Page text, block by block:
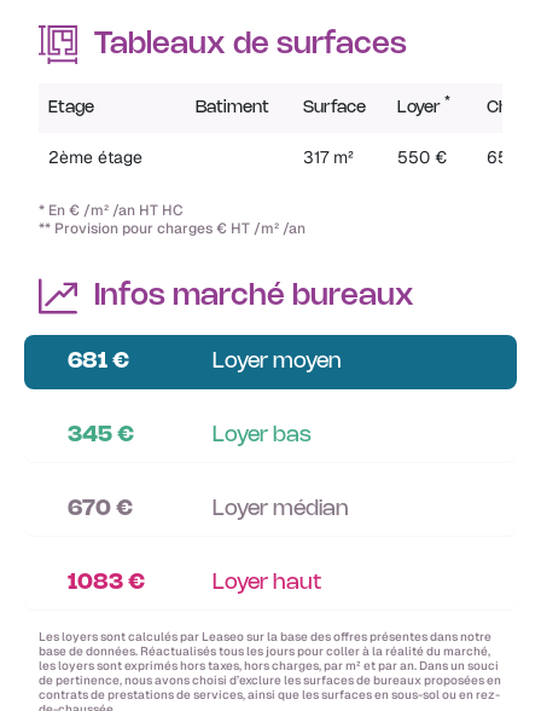
Tableaux de surfaces
Etage Batiment Surface Loyer *
2ème étage 317 m² 550 € 65 €
* En € /m² /an HT HC
** Provision pour charges € HT /m² /an
Infos marché bureaux
681 € Loyer moyen
345 € Loyer bas
670 € Loyer médian
1083 € Loyer haut
Les loyers sont calculés par Leaseo sur la base des offres présentes dans notre
base de données. Réactualisés tous les jours pour coller à la réalité du marché,
les loyers sont exprimés hors taxes, hors charges, par m² et par an. Dans un souci
de pertinence, nous avons choisi d’exclure les surfaces de bureaux proposées en
contrats de prestations de services, ainsi que les surfaces en sous-sol ou en rez-